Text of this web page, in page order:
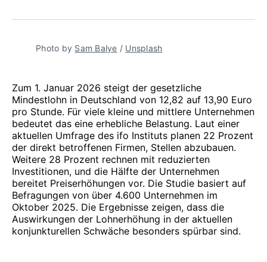
teilenPinterest
teilenWhatsApp
Mail
Photo by Sam Balye / Unsplash
Zum 1. Januar 2026 steigt der gesetzliche
Mindestlohn in Deutschland von 12,82 auf 13,90 Euro
pro Stunde. Für viele kleine und mittlere Unternehmen
bedeutet das eine erhebliche Belastung. Laut einer
aktuellen Umfrage des ifo Instituts planen 22 Prozent
der direkt betroffenen Firmen, Stellen abzubauen.
Weitere 28 Prozent rechnen mit reduzierten
Investitionen, und die Hälfte der Unternehmen
bereitet Preiserhöhungen vor. Die Studie basiert auf
Befragungen von über 4.600 Unternehmen im
Oktober 2025. Die Ergebnisse zeigen, dass die
Auswirkungen der Lohnerhöhung in der aktuellen
konjunkturellen Schwäche besonders spürbar sind.